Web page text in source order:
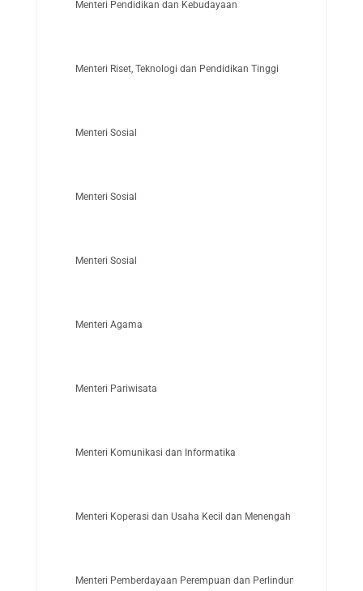
Menteri Pendidikan dan Kebudayaan
Menteri Riset, Teknologi dan Pendidikan Tinggi
Menteri Sosial
Menteri Sosial
Menteri Sosial
Menteri Agama
Menteri Pariwisata
Menteri Komunikasi dan Informatika
Menteri Koperasi dan Usaha Kecil dan Menengah
Menteri Pemberdayaan Perempuan dan Perlindungan Anak